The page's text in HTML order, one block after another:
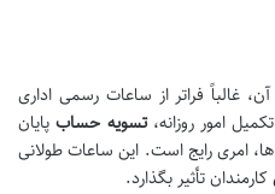
غالباً فراتر از ساعات رسمی اداری
امور روزانه،تسویه حسابپایان
امری رایج است. این ساعات طولانی
کارمندان تأثیر بگذارد.